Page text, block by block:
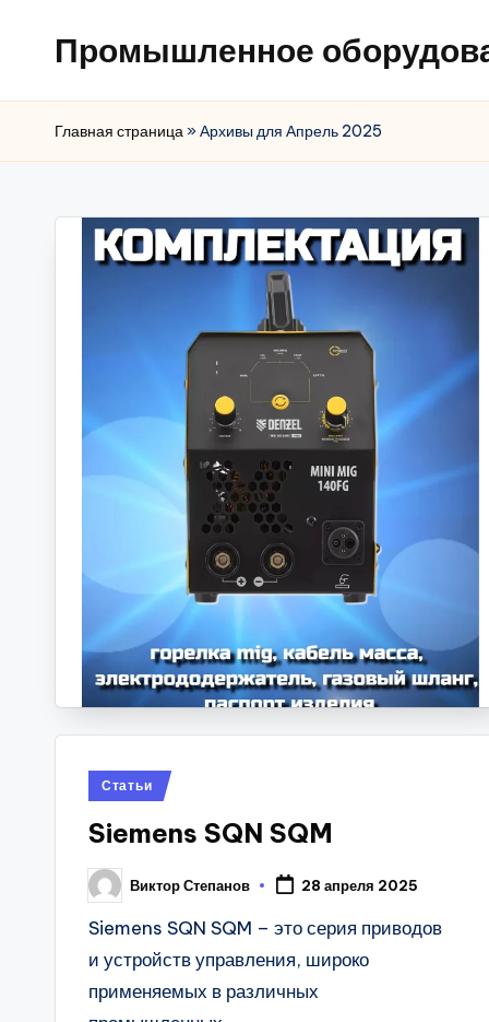
Промышленное
Главная страница»Архивы для Апрель 2025
Posted
Статьи
Siemens SQN SQM
Posted
by
Виктор Степанов 28 апреля 2025
Siemens SQN SQM – это серия приводов
и устройств управления, широко
применяемых в различных